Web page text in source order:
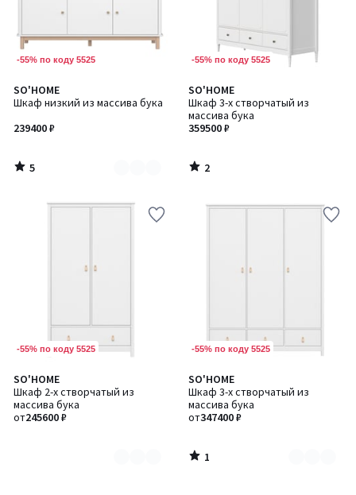
-55% по коду 5525
SO'HOME
Шкаф низкий из массива бука
239400 ₽
5
/
Количество
цветов:
2
5
/
-55% по коду 5525
SO'HOME
Шкаф 3-х створчатый из
массива бука
359500 ₽
2
/
5
2
/
-55% по коду 5525
SO'HOME
Шкаф 2-х створчатый из
массива бука
от245600 ₽
Количество
цветов:
2
-55% по коду 5525
SO'HOME
Шкаф 3-х створчатый из
массива бука
от347400 ₽
1
/
5
Количество
цветов:
2
1
/